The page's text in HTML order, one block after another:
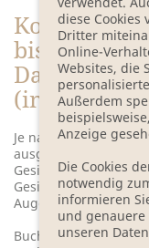
Kosmetik
bis 16 Jahre
Dauer ca.
(inkl.
Je nach
ausgesucht, die für
Gesichtsreinigung,
Gesichtsmassage,
Buchung telefonisch
diese Cookies
Dritter
Online-
Websites, die
Außerdem
Anzeige
Die Cookies
notwendig
informieren
und
unseren